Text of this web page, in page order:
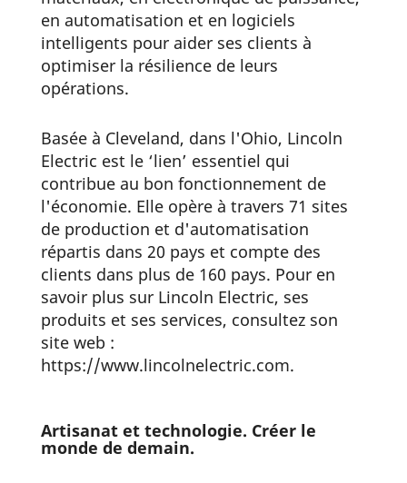
en automatisation et en logiciels
intelligents pour aider ses clients à
optimiser la résilience de leurs
opérations.
Basée à Cleveland, dans l'Ohio, Lincoln
Electric est le ‘lien’ essentiel qui
contribue au bon fonctionnement de
l'économie. Elle opère à travers 71 sites
de production et d'automatisation
répartis dans 20 pays et compte des
clients dans plus de 160 pays. Pour en
savoir plus sur Lincoln Electric, ses
produits et ses services, consultez son
site web :
https://www.lincolnelectric.com.
Artisanat et technologie. Créer le
monde de demain.